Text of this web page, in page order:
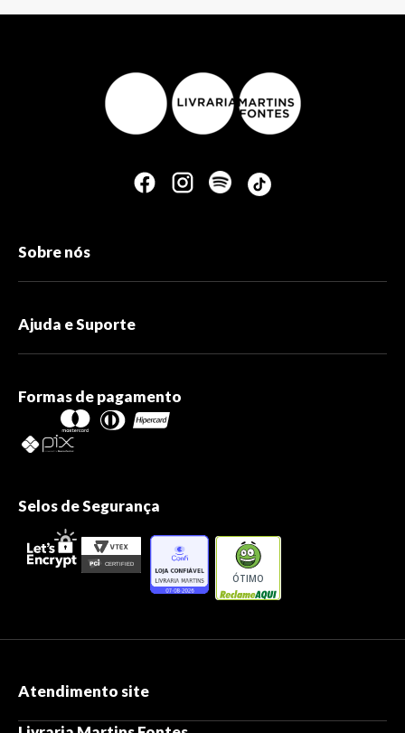
Sobre nós
Ajuda e Suporte
Formas de pagamento
Selos de Segurança
ÓTIMO
Atendimento site